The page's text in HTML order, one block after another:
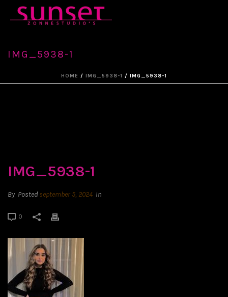
IMG_5938-1
HOME / IMG_5938-1 / IMG_5938-1
IMG_5938-1
By Posted september 5, 2024 In
0